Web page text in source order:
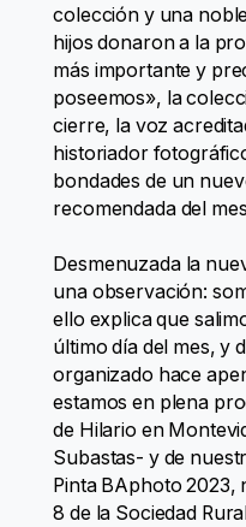
colección y una
hijos donaron a la
más importante y
poseemos», la
cierre, la voz
historiador
bondades de un
recomendada del
Desmenuzada la
una observación:
ello explica que
último día del mes, y
organizado hace
estamos en plena
de Hilario en
Subastas- y de
Pinta BAphoto 2023,
8 de la Sociedad